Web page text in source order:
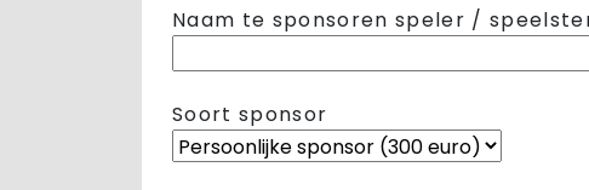
Naam te sponsoren speler /
Soort sponsor